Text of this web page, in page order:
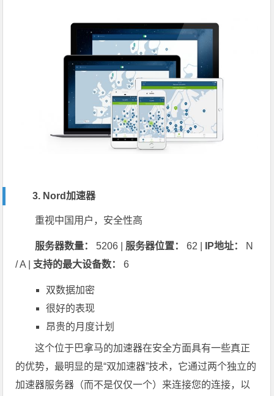
3. Nord加速器
重视中国用户，安全性高
服务器数量： 5206 | 服务器位置： 62 | IP地址：
N
/ A | 支持的最大设备数： 6
双数据加密
很好的表现
昂贵的月度计划
这个位于巴拿马的加速器在安全方面具有一些真正
的优势，最明显的是“双加速器”技术，它通过两个独立的
加速器服务器（而不是仅仅一个）来连接您的连接，以